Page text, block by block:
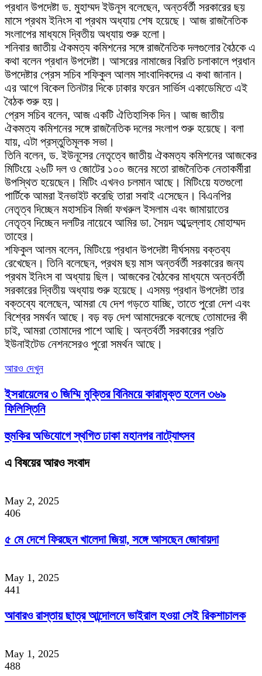
প্রধান উপদেষ্টা ড. মুহাম্মদ ইউনূস বলেছেন, অন্তর্বর্তী সরকারের ছয়
মাসে প্রথম ইনিংস বা প্রথম অধ্যায় শেষ হয়েছে। আজ রাজনৈতিক
সংলাপের মাধ্যমে দ্বিতীয় অধ্যায় শুরু হলো।
শনিবার জাতীয় ঐকমত্য কমিশনের সঙ্গে রাজনৈতিক দলগুলোর বৈঠকে এ
কথা বলেন প্রধান উপদেষ্টা। আসরের নামাজের বিরতি চলাকালে প্রধান
উপদেষ্টার প্রেস সচিব শফিকুল আলম সাংবাদিকদের এ কথা জানান।
এর আগে বিকেল তিনটার দিকে ঢাকার ফরেন সার্ভিস একাডেমিতে এই
বৈঠক শুরু হয়।
প্রেস সচিব বলেন, আজ একটি ঐতিহাসিক দিন। আজ জাতীয়
ঐকমত্য কমিশনের সঙ্গে রাজনৈতিক দলের সংলাপ শুরু হয়েছে। বলা
যায়, এটা প্রস্তুতিমূলক সভা।
তিনি বলেন, ড. ইউনূসের নেতৃত্বে জাতীয় ঐকমত্য কমিশনের আজকের
মিটিংয়ে ২৬টি দল ও জোটের ১০০ জনের মতো রাজনৈতিক নেতাকর্মীরা
উপস্থিত হয়েছেন। মিটিং এখনও চলমান আছে। মিটিংয়ে যতগুলো
পার্টিকে আমরা ইনভাইট করেছি তারা সবাই এসেছেন। বিএনপির
নেতৃত্ব দিচ্ছেন মহাসচিব মির্জা ফখরুল ইসলাম এবং জামায়াতের
নেতৃত্ব দিচ্ছেন দলটির নায়েবে আমির ডা. সৈয়দ আব্দুল্লাহ মোহাম্মদ
তাহের।
শফিকুল আলম বলেন, মিটিংয়ে প্রধান উপদেষ্টা দীর্ঘসময় বক্তব্য
রেখেছেন। তিনি বলেছেন, প্রথম ছয় মাস অন্তর্বর্তী সরকারের জন্য
প্রথম ইনিংস বা অধ্যায় ছিল। আজকের বৈঠকের মাধ্যমে অন্তর্বর্তী
সরকারের দ্বিতীয় অধ্যায় শুরু হয়েছে। এসময় প্রধান উপদেষ্টা তার
বক্তব্যে বলেছেন, আমরা যে দেশ গড়তে যাচ্ছি, তাতে পুরো দেশ এবং
বিশ্বের সমর্থন আছে। বড় বড় দেশ আমাদেরকে বলেছে তোমাদের কী
চাই, আমরা তোমাদের পাশে আছি। অন্তর্বর্তী সরকারের প্রতি
ইউনাইটেড নেশনসেরও পুরো সমর্থন আছে।
আরও দেখুন
ইসরায়েলের ৩ জিম্মি মুক্তির বিনিময়ে কারামুক্ত হলেন ৩৬৯
ফিলিস্তিনি
হুমকির অভিযোগে স্থগিত ঢাকা মহানগর নাট্যোৎসব
এ বিষয়ের আরও সংবাদ
May 2, 2025
406
৫ মে দেশে ফিরছেন খালেদা জিয়া, সঙ্গে আসছেন জোবায়দা
May 1, 2025
441
আবারও রাস্তায় ছাত্র আন্দোলনে ভাইরাল হওয়া সেই রিকশাচালক
May 1, 2025
488